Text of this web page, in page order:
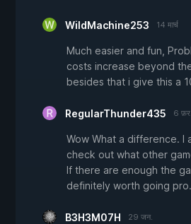
WildMachine253 14 मार्च
Much easier and fun,
costs increase beyond
besides that i give this a
RegularThunder435 6 फ़र.
Wow What a difference. I
check out what other
If there are enough the
definitely worth going
B3H3M07H 29 जन.